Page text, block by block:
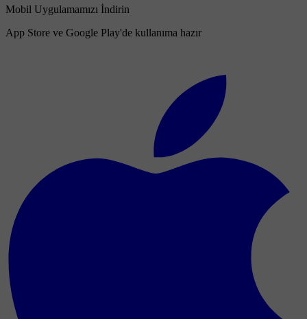
Mobil Uygulamamızı İndirin
App Store ve Google Play'de kullanıma hazır